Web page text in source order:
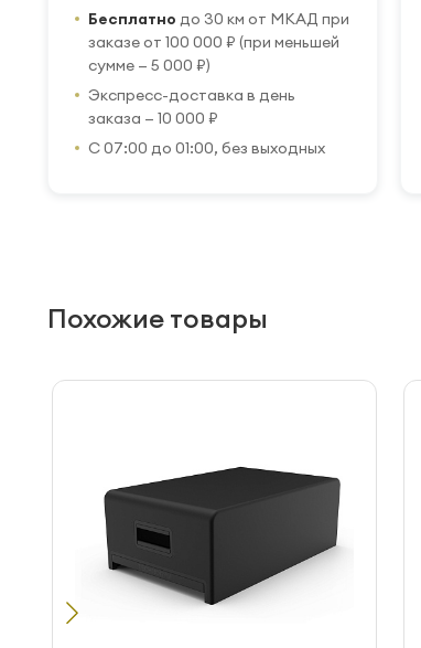
Бесплатно до 30 км от МКАД при
заказе от 100 000 ₽ (при меньшей
сумме — 5 000 ₽)
Экспресс-доставка в день
заказа — 10 000 ₽
С 07:00 до 01:00, без выходных
Похожие товары